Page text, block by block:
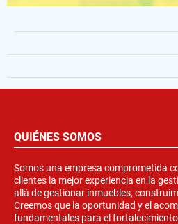
QUIÉNES SOMOS
Somos una empresa comprometida
clientes la mejor experiencia en la
allá de gestionar inmuebles,
Creemos que la oportunidad y el
fundamentales para el